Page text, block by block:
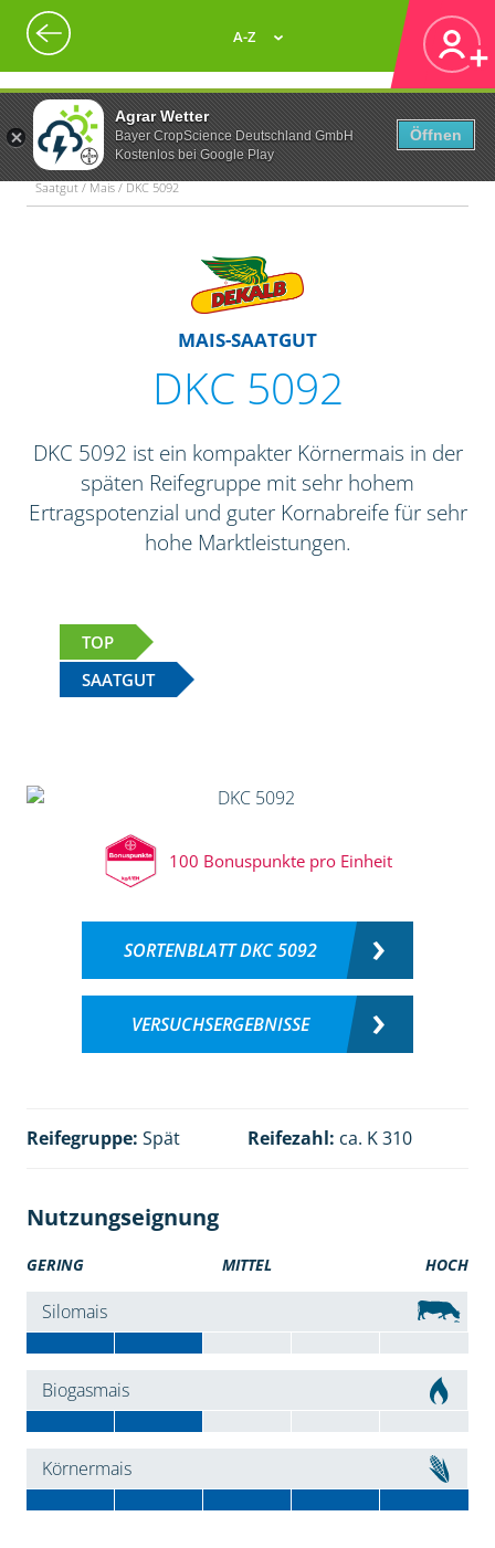
Agrar Wetter
Bayer CropScience Deutschland GmbH
Kostenlos bei Google Play
Öffnen
A-Z
Saatgut / Mais / DKC 5092
MAIS-SAATGUT
DKC 5092
DKC 5092 ist ein kompakter Körnermais in der
späten Reifegruppe mit sehr hohem
Ertragspotenzial und guter Kornabreife für sehr
hohe Marktleistungen.
TOP
SAATGUT
100 Bonuspunkte pro Einheit
SORTENBLATT DKC 5092
VERSUCHSERGEBNISSE
Reifegruppe: Spät Reifezahl: ca. K 310
Nutzungseignung
GERING MITTEL HOCH
Silomais
Biogasmais
Körnermais